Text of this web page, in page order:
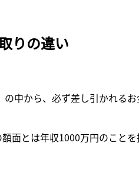
りの違い
の中から、必ず差し引かれる
面とは年収1000万円のこと